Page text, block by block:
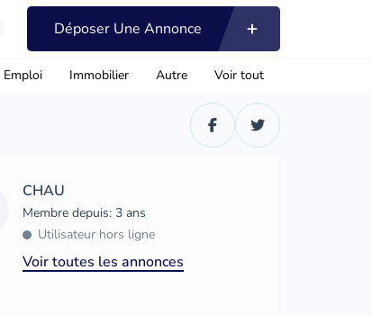
Déposer Une Annonce
Emploi Immobilier Autre Voir tout
CHAU
Membre depuis: 3 ans
Utilisateur hors ligne
Voir toutes les annonces